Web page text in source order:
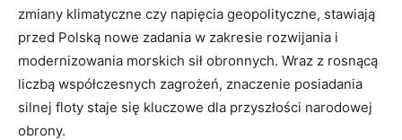
zmiany klimatyczne czy napięcia geopolityczne, ​stawiają
przed ​Polską nowe zadania w zakresie rozwijania i
modernizowania morskich sił obronnych. Wraz z rosnącą‌
liczbą ⁤współczesnych zagrożeń, znaczenie posiadania
silnej floty staje się ​kluczowe dla przyszłości narodowej
obrony.